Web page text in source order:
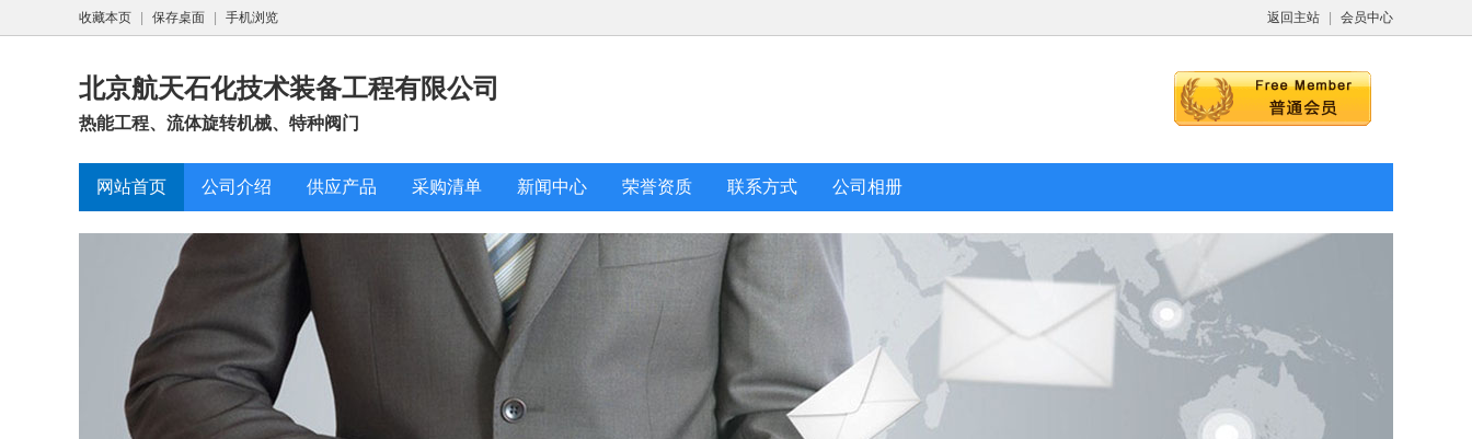
返回主站 会员中心
收藏本页 保存桌面 手机浏览
北京航天石化技术装备工程有限公司
热能工程、流体旋转机械、特种阀门
网站首页 公司介绍 供应产品 采购清单 新闻中心 荣誉资质 联系方式 公司相册